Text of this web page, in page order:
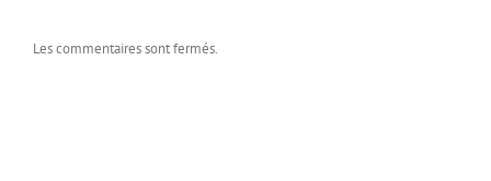
Les commentaires sont fermés.